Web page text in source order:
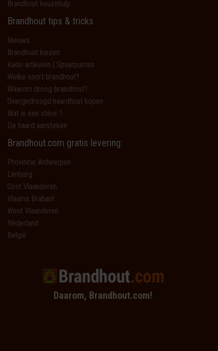
Brandhout keuzehulp
Brandhout tips & tricks
Nieuws
Brandhout kiezen
Kado artikelen | Spaarpunten
Welke soort brandhout?
Waarom droog brandhout?
Overgedroogd haardhout kopen
Wat is een stère ?
De haard aansteken
Brandhout.com gratis levering:
Provincie Antwerpen
Limburg
Oost Vlaanderen
Vlaams Brabant
West Vlaanderen
Nederland
België
Daarom, Brandhout.com!